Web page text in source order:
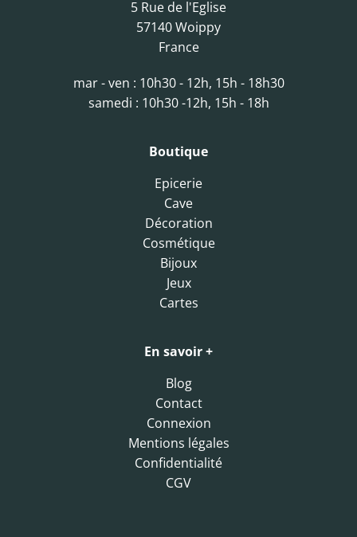
5 Rue de l'Eglise
57140 Woippy
France
mar - ven : 10h30 - 12h, 15h - 18h30
samedi : 10h30 -12h, 15h - 18h
Boutique
Epicerie
Cave
Décoration
Cosmétique
Bijoux
Jeux
Cartes
En savoir +
Blog
Contact
Connexion
Mentions légales
Confidentialité
CGV